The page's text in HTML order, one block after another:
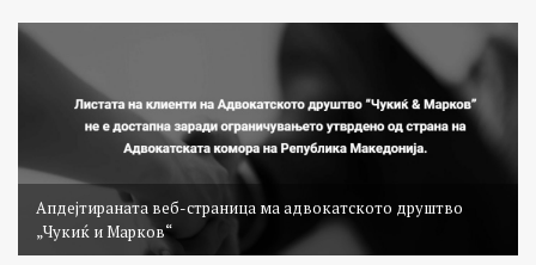
Апдејтираната веб-страница ма адвокатското друштво
„Чукиќ и Марков“